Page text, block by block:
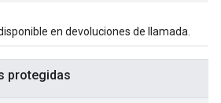
en devoluciones de llamada.
protegidas